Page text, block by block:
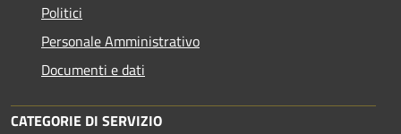
Politici
Personale Amministrativo
Documenti e dati
CATEGORIE DI SERVIZIO